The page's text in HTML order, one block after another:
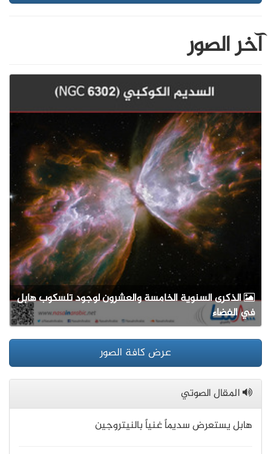
آخر الصور
الذكرى السنوية الخامسة والعشرون لوجود تلسكوب هابل
في الفضاء
عرض كافة الصور
المقال الصوتي
هابل يستعرض سديماً غنياً بالنيتروجين